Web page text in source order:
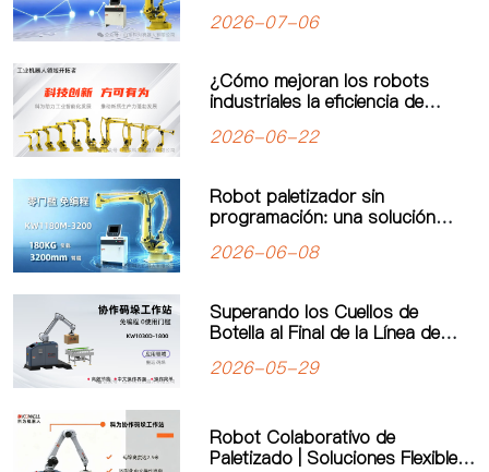
Simplificada para un Nuevo
Carga Pesada
2026-07-06
¿Cómo mejoran los robots
industriales la eficiencia de
automatización industrial
2026-06-22
Robot paletizador sin
programación: una solución
eficiencia de producción
2026-06-08
Superando los Cuellos de
Botella al Final de la Línea de
Paletizador Colaborativo de
2026-05-29
Robot Colaborativo de
Paletizado | Soluciones Flexibles